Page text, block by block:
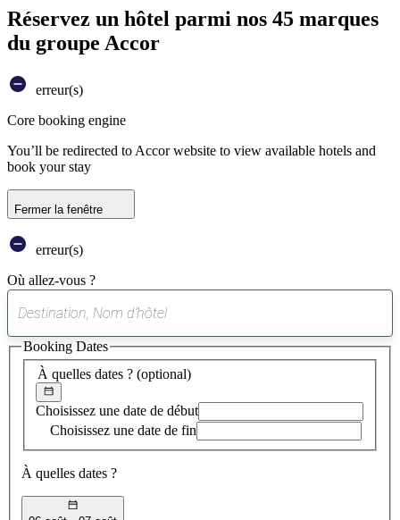
Réservez un hôtel parmi nos 45 marques
du groupe Accor
erreur(s)
Core booking engine
You’ll be redirected to Accor website to view available hotels and
book your stay
Fermer la fenêtre
erreur(s)
Où allez-vous ?
suggestion
trouvée
À quelles dates ? (optional)
Choisissez une date de début
Choisissez une date de fin
À quelles dates ?
Booking Dates